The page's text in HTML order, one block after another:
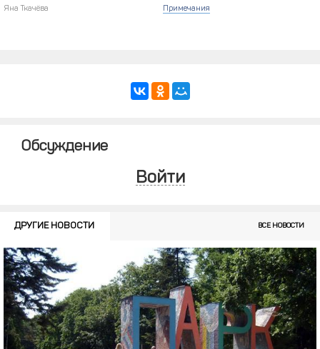
Яна Ткачёва
Примечания
Обсуждение
Войти
ДРУГИЕ НОВОСТИ ВСЕ НОВОСТИ